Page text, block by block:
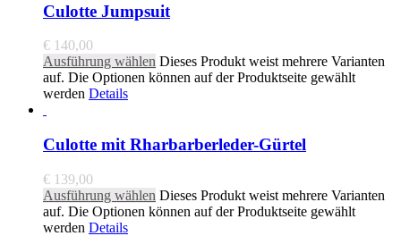
Culotte Jumpsuit
€ 140,00
Ausführung wählen Dieses Produkt weist mehrere Varianten
auf. Die Optionen können auf der Produktseite gewählt
werden Details
Culotte mit Rharbarberleder-Gürtel
€ 139,00
Ausführung wählen Dieses Produkt weist mehrere Varianten
auf. Die Optionen können auf der Produktseite gewählt
werden Details